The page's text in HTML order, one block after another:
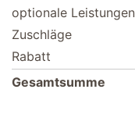
optionale Leistungen
Zuschläge
Rabatt
Gesamtsumme